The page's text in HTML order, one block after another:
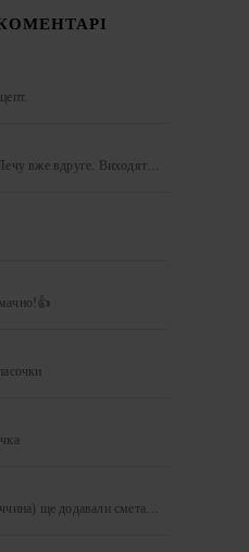
вже вдруге. Виходят…
ще додавали смета…